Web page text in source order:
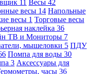
11 Весы 42
весы 14 Напольные
весы 1 Торговые весы
наклейка 36
ТВ и Мониторы 7
мышеловки 5 ПДУ
Помпа для воды 30
3 Аксессуары для
часы 36